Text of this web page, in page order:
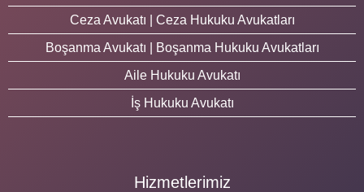
Ceza Avukatı | Ceza Hukuku Avukatları
Boşanma Avukatı | Boşanma Hukuku Avukatları
Aile Hukuku Avukatı
İş Hukuku Avukatı
Hizmetlerimiz